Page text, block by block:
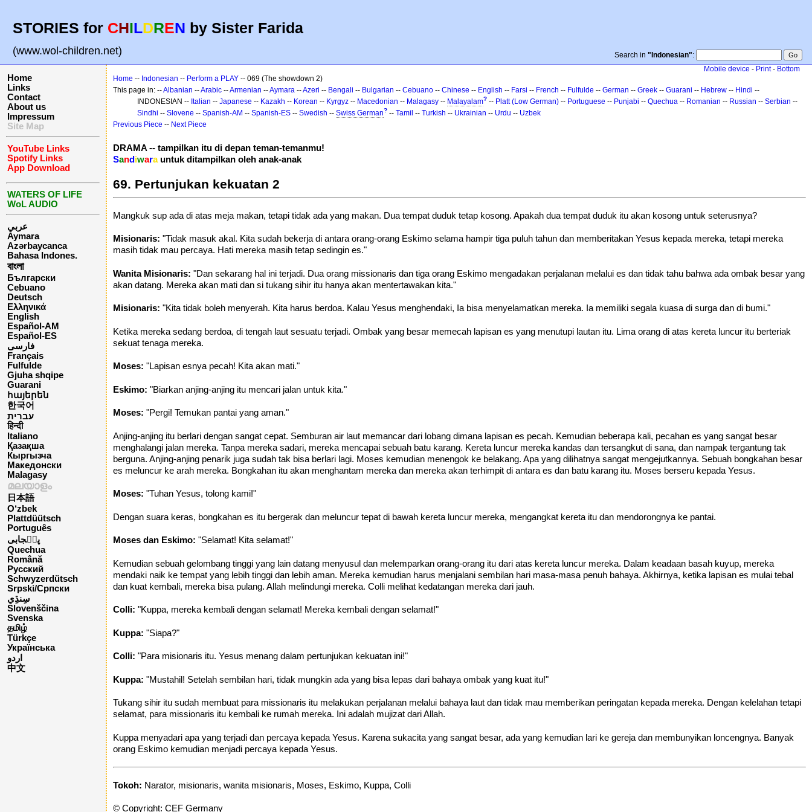
STORIES for CHILDREN by Sister Farida
(www.wol-children.net) Search in "Indonesian":
Home
Links
Contact
About us
Impressum
Site Map
YouTube Links
Spotify Links
App Download
WATERS OF LIFE
WoL AUDIO
عربي
Aymara
Azərbaycanca
Bahasa Indones.
বাংলা
Български
Cebuano
Deutsch
Ελληνικά
English
Español-AM
Español-ES
فارسی
Français
Fulfulde
Gjuha shqipe
Guarani
հայերեն
한국어
עברית
हिन्दी
Italiano
Қазақша
Кыргызча
Македонски
Malagasy
മലയാളം
日本語
O‘zbek
Plattdüütsch
Português
پن٘جابی
Quechua
Română
Русский
Schwyzerdütsch
Srpski/Српски
Slovenščina
Svenska
தமிழ்
Türkçe
Українська
اردو
中文
Mobile device - Print- Bottom
Home -- Indonesian -- Perform a PLAY -- 069 (The showdown 2)
This page in: --Albanian --Arabic --Armenian --Aymara --Azeri -- Bengali -- Bulgarian -- Cebuano -- Chinese -- English -- Farsi -- French -- Fulfulde -- German -- Greek -- Guarani -- Hebrew -- Hindi --
INDONESIAN -- Italian -- Japanese -- Kazakh -- Korean -- Kyrgyz -- Macedonian -- Malagasy -- Malayalam? -- Platt (Low German) -- Portuguese -- Punjabi -- Quechua -- Romanian -- Russian -- Serbian --
Sindhi -- Slovene -- Spanish-AM -- Spanish-ES -- Swedish -- Swiss German? -- Tamil -- Turkish -- Ukrainian -- Urdu -- Uzbek
Previous Piece -- Next Piece
DRAMA -- tampilkan itu di depan teman-temanmu!
Sandiwarauntuk ditampilkan oleh anak-anak
69. Pertunjukan kekuatan 2
Mangkuk sup ada di atas meja makan, tetapi tidak ada yang makan. Dua tempat duduk tetap kosong. Apakah dua tempat duduk itu akan kosong untuk seterusnya?
Misionaris: "Tidak masuk akal. Kita sudah bekerja di antara orang-orang Eskimo selama hampir tiga puluh tahun dan memberitakan Yesus kepada mereka, tetapi mereka
masih tidak mau percaya. Hati mereka masih tetap sedingin es."
Wanita Misionaris: "Dan sekarang hal ini terjadi. Dua orang missionaris dan tiga orang Eskimo mengadakan perjalanan melalui es dan tidak tahu bahwa ada ombak besar yang
akan datang. Mereka akan mati dan si tukang sihir itu hanya akan mentertawakan kita."
Misionaris: "Kita tidak boleh menyerah. Kita harus berdoa. Kalau Yesus menghendaki, Ia bisa menyelamatkan mereka. Ia memiliki segala kuasa di surga dan di bumi."
Ketika mereka sedang berdoa, di tengah laut sesuatu terjadi. Ombak yang besar memecah lapisan es yang menutupi lautan itu. Lima orang di atas kereta luncur itu berteriak
sekuat tenaga mereka.
Moses: "Lapisan esnya pecah! Kita akan mati."
Eskimo: "Biarkan anjing-anjing itu mencari jalan untuk kita."
Moses: "Pergi! Temukan pantai yang aman."
Anjing-anjing itu berlari dengan sangat cepat. Semburan air laut memancar dari lobang dimana lapisan es pecah. Kemudian beberapa kali, pecahan es yang sangat besar
menghalangi jalan mereka. Tanpa mereka sadari, mereka mencapai sebuah batu karang. Kereta luncur mereka kandas dan tersangkut di sana, dan nampak tergantung tak
berguna. Anjing-anjing penarik juga sudah tak bisa berlari lagi. Moses kemudian menengok ke belakang. Apa yang dilihatnya sangat mengejutkannya. Sebuah bongkahan besar
es meluncur ke arah mereka. Bongkahan itu akan menghantam mereka dan mereka akan terhimpit di antara es dan batu karang itu. Moses berseru kepada Yesus.
Moses: "Tuhan Yesus, tolong kami!"
Dengan suara keras, bongkahan es itu bergerak dan meluncur tepat di bawah kereta luncur mereka, mengangkat kereta itu dan mendorongnya ke pantai.
Moses dan Eskimo: "Selamat! Kita selamat!"
Kemudian sebuah gelombang tinggi yang lain datang menyusul dan melemparkan orang-orang itu dari atas kereta luncur mereka. Dalam keadaan basah kuyup, mereka
mendaki naik ke tempat yang lebih tinggi dan lebih aman. Mereka kemudian harus menjalani sembilan hari masa-masa penuh bahaya. Akhirnya, ketika lapisan es mulai tebal
dan kuat kembali, mereka bisa pulang. Allah melindungi mereka. Colli melihat kedatangan mereka dari jauh.
Colli: "Kuppa, mereka kembali dengan selamat! Mereka kembali dengan selamat!"
Kuppa: "Siapa?"
Colli: "Para misionaris itu. Yesus menang dalam pertunjukan kekuatan ini!"
Kuppa: "Mustahil! Setelah sembilan hari, tidak mungkin ada yang bisa lepas dari bahaya ombak yang kuat itu!"
Tukang sihir itu sudah membuat para missionaris itu melakukan perjalanan melalui bahaya laut dan tidak mau memberikan peringatan kepada mereka. Dengan kelelahan tetapi
selamat, para missionaris itu kembali ke rumah mereka. Ini adalah mujizat dari Allah.
Kuppa menyadari apa yang terjadi dan percaya kepada Yesus. Karena sukacita yang sangat besar, ada yang kemudian lari ke gereja dan membunyikan loncengnya. Banyak
orang Eskimo kemudian menjadi percaya kepada Yesus.
Tokoh: Narator, misionaris, wanita misionaris, Moses, Eskimo, Kuppa, Colli
© Copyright: CEF Germany